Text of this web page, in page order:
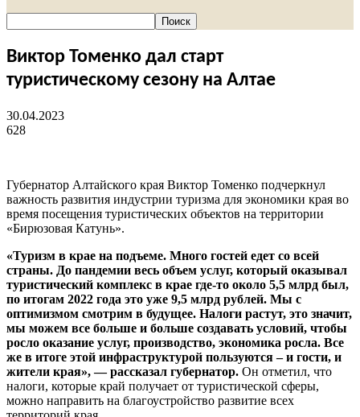
Виктор Томенко дал старт
туристическому сезону на Алтае
30.04.2023
628
Губернатор Алтайского края Виктор Томенко подчеркнул
важность развития индустрии туризма для экономики края во
время посещения туристических объектов на территории
«Бирюзовая Катунь».
«Туризм в крае на подъеме. Много гостей едет со всей
страны. До пандемии весь объем услуг, который оказывал
туристический комплекс в крае где-то около 5,5 млрд был,
по итогам 2022 года это уже 9,5 млрд рублей. Мы с
оптимизмом смотрим в будущее. Налоги растут, это значит,
мы можем все больше и больше создавать условий, чтобы
росло оказание услуг, производство, экономика росла. Все
же в итоге этой инфраструктурой пользуются – и гости, и
жители края», — рассказал губернатор. Он отметил, что
налоги, которые край получает от туристической сферы,
можно направить на благоустройство развитие всех